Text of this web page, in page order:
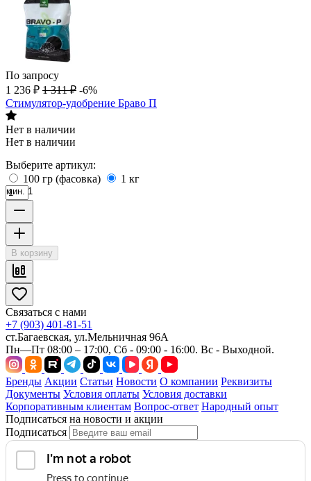
По запросу
1 236 ₽ 1 311 ₽ -6%
Стимулятор-удобрение Браво П
Нет в наличии
Нет в наличии
Выберите артикул:
100 гр (фасовка)
1 кг
мин. 1
В корзину
Связаться с нами
+7 (903) 401-81-51
ст.Багаевская, ул.Мельничная 96А
Пн—Пт 08:00 – 17:00, Сб - 09:00 - 16:00. Вс - Выходной.
Бренды Акции Статьи Новости О компании Реквизиты
Документы Условия оплаты Условия доставки
Корпоративным клиентам Вопрос-ответ Народный опыт
Подписаться на новости и акции
Подписаться